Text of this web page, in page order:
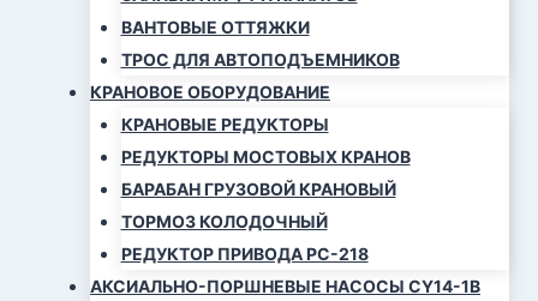
ВАНТОВЫЕ ОТТЯЖКИ
ТРОС ДЛЯ АВТОПОДЪЕМНИКОВ
КРАНОВОЕ ОБОРУДОВАНИЕ
КРАНОВЫЕ РЕДУКТОРЫ
РЕДУКТОРЫ МОСТОВЫХ КРАНОВ
БАРАБАН ГРУЗОВОЙ КРАНОВЫЙ
ТОРМОЗ КОЛОДОЧНЫЙ
РЕДУКТОР ПРИВОДА РС-218
АКСИАЛЬНО-ПОРШНЕВЫЕ НАСОСЫ CY14-1B